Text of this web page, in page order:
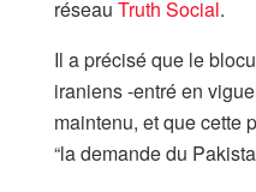
réseau Truth Social.
Il a précisé que le
iraniens -entré en
maintenu, et que cette
“la demande du